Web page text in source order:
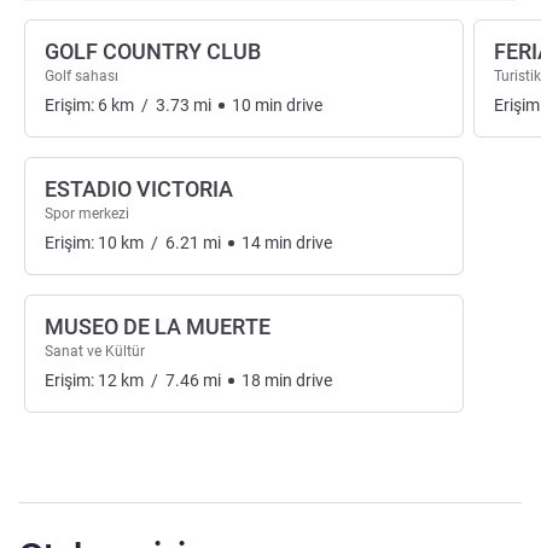
GOLF COUNTRY CLUB
Golf sahası
Erişim: 6 km / 3.73 mi 10 min drive
ESTADIO VICTORIA
Spor merkezi
Erişim: 10 km / 6.21 mi 14 min drive
MUSEO DE LA MUERTE
Sanat ve Kültür
Erişim: 12 km / 7.46 mi 18 min drive